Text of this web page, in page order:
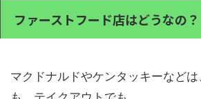
ファーストフード店はどうなの？
マクドナルドやケンタッキーなど